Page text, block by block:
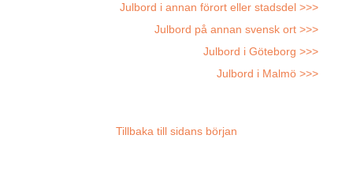
Julbord i annan förort eller stadsdel >>>
Julbord på annan svensk ort >>>
Julbord i Göteborg >>>
Julbord i Malmö >>>
Tillbaka till sidans början